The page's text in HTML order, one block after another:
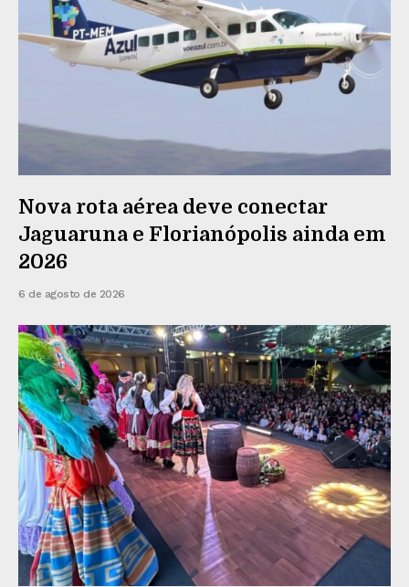
Nova rota aérea deve conectar
Jaguaruna e Florianópolis ainda em
2026
6 de agosto de 2026